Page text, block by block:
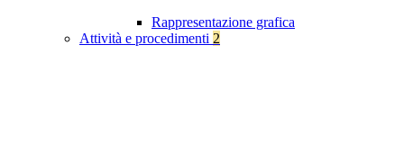
Rappresentazione grafica
Attività e procedimenti 2